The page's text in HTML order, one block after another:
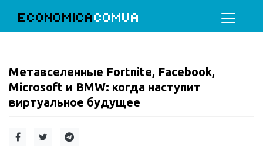
ECONOMICACOMUA
Метавселенные Fortnite, Facebook,
Microsoft и BMW: когда наступит
виртуальное будущее